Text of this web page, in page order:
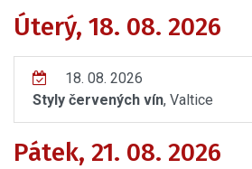
Úterý, 18. 08. 2026
18. 08. 2026
Styly červených vín, Valtice
Pátek, 21. 08. 2026